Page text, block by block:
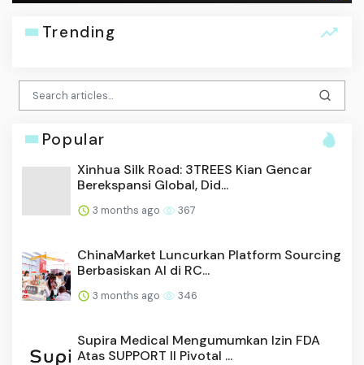
Trending
Popular
Xinhua Silk Road: 3TREES Kian Gencar
Berekspansi Global, Did...
3 months ago 367
ChinaMarket Luncurkan Platform Sourcing
Berbasiskan AI di RC...
3 months ago 346
Supira Medical Mengumumkan Izin FDA
Atas SUPPORT II Pivotal ...